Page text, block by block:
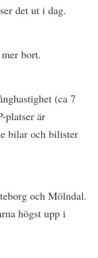
det ut i dag.
bort.
(ca 7
platser är
bilar och bilister
och Mölndal.
högst upp i